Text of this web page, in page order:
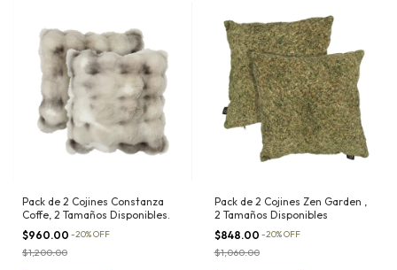
Pack de 2 Cojines Constanza
Coffe, 2 Tamaños Disponibles.
$960.00 -20%OFF
$1,200.00
Pack de 2 Cojines Zen Garden ,
2 Tamaños Disponibles
$848.00 -20%OFF
$1,060.00